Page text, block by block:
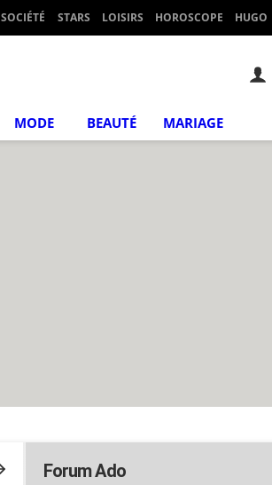
SOCIÉTÉ STARS LOISIRS HOROSCOPE HUGO
MODE BEAUTÉ MARIAGE
Forum Ado